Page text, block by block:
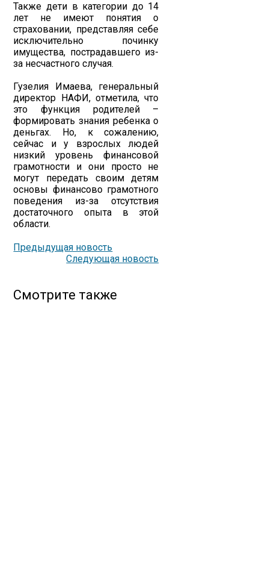
Также дети в категории до 14
лет не имеют понятия о
страховании, представляя себе
исключительно починку
имущества, пострадавшего из-
за несчастного случая.
Гузелия Имаева, генеральный
директор НАФИ, отметила, что
это функция родителей –
формировать знания ребенка о
деньгах. Но, к сожалению,
сейчас и у взрослых людей
низкий уровень финансовой
грамотности и они просто не
могут передать своим детям
основы финансово грамотного
поведения из-за отсутствия
достаточного опыта в этой
области.
Предыдущая новость
Следующая новость
Смотрите также